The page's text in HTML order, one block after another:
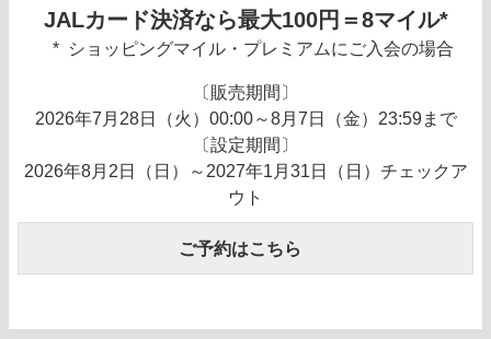
JALカード決済なら最大100円＝8マイル*
ショッピングマイル・プレミアムにご入会の場合
〔販売期間〕
2026年7月28日（火）00:00～8月7日（金）23:59まで
〔設定期間〕
2026年8月2日（日）～2027年1月31日（日）チェックア
ウト
ご予約はこちら